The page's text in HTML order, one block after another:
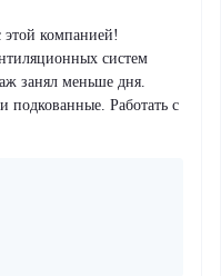
этой компанией!
систем
занял меньше дня.
подкованные. Работать с